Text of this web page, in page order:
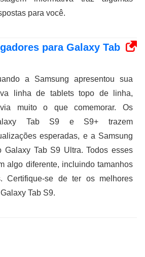
para você.
para Galaxy Tab
a Samsung apresentou sua
linha de tablets topo de linha,
muito o que comemorar. Os
Tab S9 e S9+ trazem
esperadas, e a Samsung
Galaxy Tab S9 Ultra. Todos esses
algo diferente, incluindo tamanhos
Certifique-se de ter os melhores
Tab S9.